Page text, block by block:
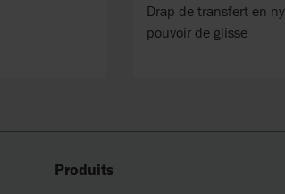
Drap de transfert en
pouvoir de glisse
Produits